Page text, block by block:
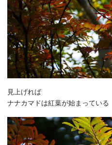
見上げれば
ナナカマドは紅葉が始まっている